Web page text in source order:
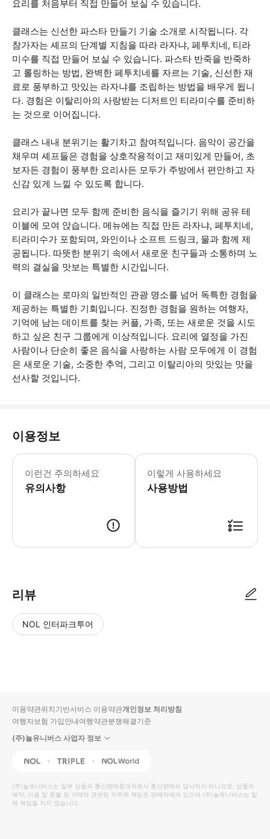
요리를 처음부터 직접 만들어 보실 수 있습니다.
클래스는 신선한 파스타 만들기 기술 소개로 시작됩니다. 각
참가자는 셰프의 단계별 지침을 따라 라자냐, 페투치네, 티라
미수를 직접 만들어 보실 수 있습니다. 파스타 반죽을 반죽하
고 롤링하는 방법, 완벽한 페투치네를 자르는 기술, 신선한 재
료로 풍부하고 맛있는 라자냐를 조립하는 방법을 배우게 됩니
다. 경험은 이탈리아의 사랑받는 디저트인 티라미수를 준비하
는 것으로 이어집니다.
클래스 내내 분위기는 활기차고 참여적입니다. 음악이 공간을
채우며 셰프들은 경험을 상호작용적이고 재미있게 만들어, 초
보자든 경험이 풍부한 요리사든 모두가 주방에서 편안하고 자
신감 있게 느낄 수 있도록 합니다.
요리가 끝나면 모두 함께 준비한 음식을 즐기기 위해 공유 테
이블에 모여 앉습니다. 메뉴에는 직접 만든 라자냐, 페투치네,
티라미수가 포함되며, 와인이나 소프트 드링크, 물과 함께 제
공됩니다. 따뜻한 분위기 속에서 새로운 친구들과 소통하며 노
력의 결실을 맛보는 특별한 시간입니다.
이 클래스는 로마의 일반적인 관광 명소를 넘어 독특한 경험을
제공하는 특별한 기회입니다. 진정한 경험을 원하는 여행자,
기억에 남는 데이트를 찾는 커플, 가족, 또는 새로운 것을 시도
하고 싶은 친구 그룹에게 이상적입니다. 요리에 열정을 가진
사람이나 단순히 좋은 음식을 사랑하는 사람 모두에게 이 경험
은 새로운 기술, 소중한 추억, 그리고 이탈리아의 맛있는 맛을
선사할 것입니다.
이용정보
이런건 주의하세요
유의사항
- 에어컨이 설치된 요리 수업 공간 -
이렇게 사용하세요
사용방법
리뷰
NOL 인터파크투어
입니
다.
높
은
순
동
영
상
순
상
이용약관위치기반서비스 이용약관개인정보 처리방침
여행자보험 가입안내여행약관분쟁해결기준
(주)놀유니버스 사업자 정보
NOL Triple Interpark Global
(주)놀유니버스는 일부 상품의 통신판매중개자로서 통신판매의 당사자가 아니므로, 상품의
예약, 이용 및 환불 등 거래와 관련된 의무와 책임은 판매자에게 있으며 (주)놀유니버스는 일
체 책임을 지지 않습니다.